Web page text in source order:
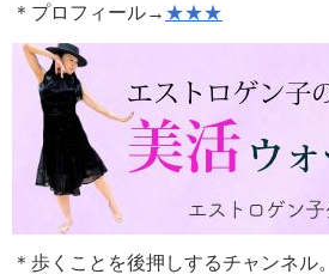
＊プロフィール→ ★★★
＊歩くことを後押しするチャンネル。